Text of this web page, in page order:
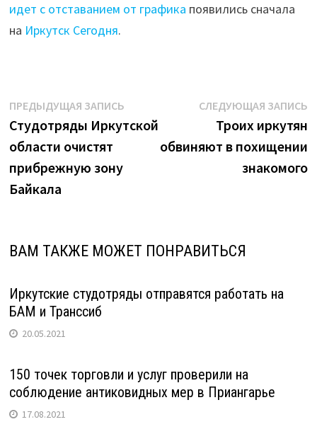
идет с отставанием от графика появились сначала
на Иркутск Сегодня.
Навигация
по
записям
ПРЕДЫДУЩАЯ ЗАПИСЬПредыдущая
запись:
Студотряды Иркутской
области очистят
прибрежную зону
Байкала
СЛЕДУЮЩАЯ ЗАПИСЬ
Троих иркутян
обвиняют в похищении
знакомого
ВАМ ТАКЖЕ МОЖЕТ ПОНРАВИТЬСЯ
Иркутские студотряды отправятся работать на
БАМ и Транссиб
20.05.2021
150 точек торговли и услуг проверили на
соблюдение антиковидных мер в Приангарье
17.08.2021